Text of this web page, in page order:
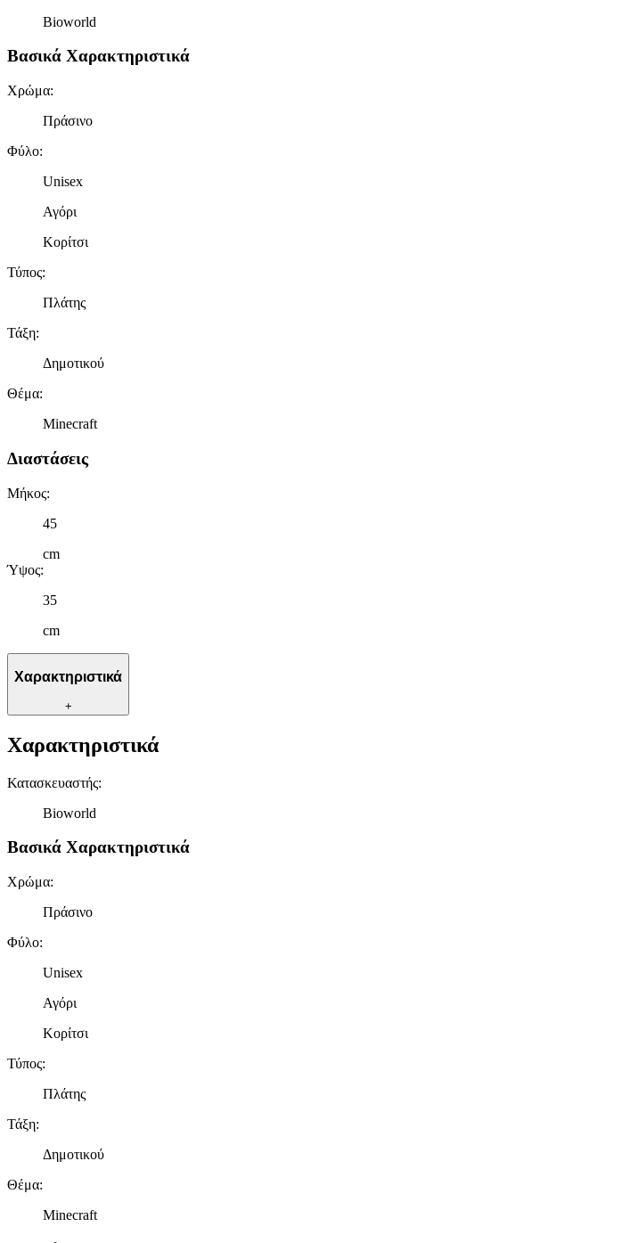
Bioworld
Βασικά Χαρακτηριστικά
Χρώμα:
Πράσινο
Φύλο:
Unisex
Αγόρι
Κορίτσι
Τύπος:
Πλάτης
Τάξη:
Δημοτικού
Θέμα:
Minecraft
Διαστάσεις
Μήκος:
45
cm
Ύψος:
35
cm
Χαρακτηριστικά
+
Χαρακτηριστικά
Κατασκευαστής:
Bioworld
Βασικά Χαρακτηριστικά
Χρώμα:
Πράσινο
Φύλο:
Unisex
Αγόρι
Κορίτσι
Τύπος:
Πλάτης
Τάξη:
Δημοτικού
Θέμα:
Minecraft